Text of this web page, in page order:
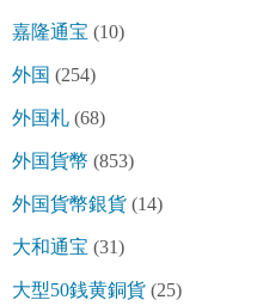
嘉隆通宝 (10)
外国 (254)
外国札 (68)
外国貨幣 (853)
外国貨幣銀貨 (14)
大和通宝 (31)
大型50銭黄銅貨 (25)